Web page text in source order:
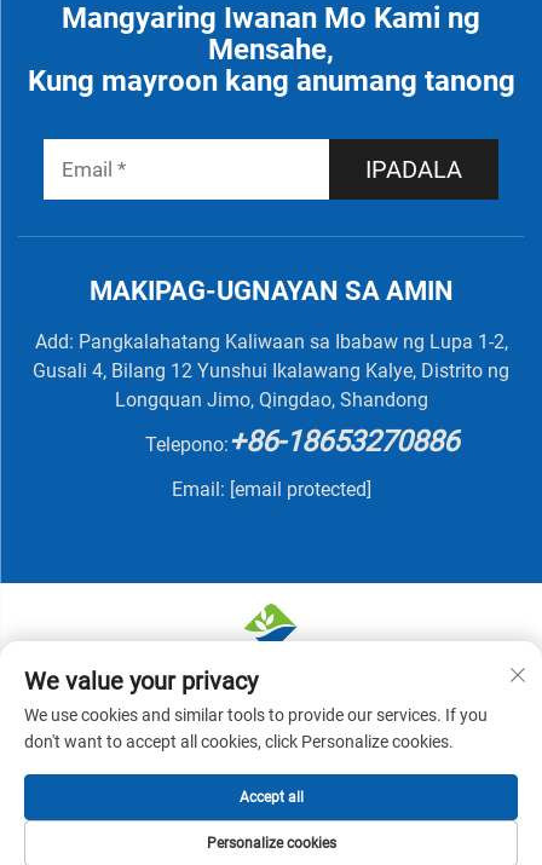
Mangyaring Iwanan Mo Kami ng
Mensahe,
Kung mayroon kang anumang tanong
IPADALA
MAKIPAG-UGNAYAN SA AMIN
Add: Pangkalahatang Kaliwaan sa Ibabaw ng Lupa 1-2,
Gusali 4, Bilang 12 Yunshui Ikalawang Kalye, Distrito ng
Longquan Jimo, Qingdao, Shandong
Telepono:+86-18653270886
Email: [email protected]
Karapatan sa Pagmamay-ari © 2025 ni QINGDAO
NUTRIVIT BIOTECH CO., LTD - Patakaran sa
Pagkakapribado
We value your privacy
We use cookies and similar tools to provide our services. If you
don't want to accept all cookies, click Personalize cookies.
Personalize cookies
Accept all